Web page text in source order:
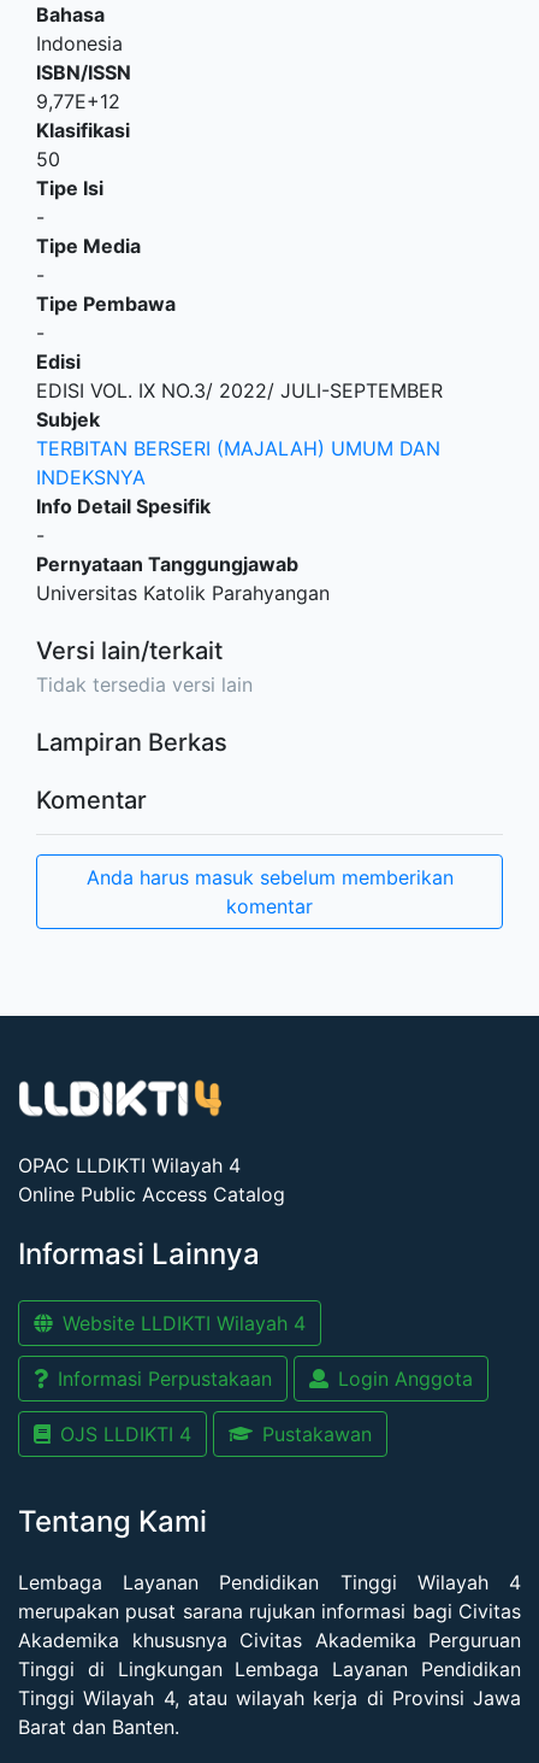
Bahasa
Indonesia
ISBN/ISSN
9,77E+12
Klasifikasi
50
Tipe Isi
-
Tipe Media
-
Tipe Pembawa
-
Edisi
EDISI VOL. IX NO.3/ 2022/ JULI-SEPTEMBER
Subjek
TERBITAN BERSERI (MAJALAH) UMUM DAN
INDEKSNYA
Info Detail Spesifik
-
Pernyataan Tanggungjawab
Universitas Katolik Parahyangan
Versi lain/terkait
Tidak tersedia versi lain
Lampiran Berkas
Komentar
Anda harus masuk sebelum memberikan
komentar
OPAC LLDIKTI Wilayah 4
Online Public Access Catalog
Informasi Lainnya
Website LLDIKTI Wilayah 4
Informasi Perpustakaan Login Anggota
OJS LLDIKTI 4 Pustakawan
Tentang Kami
Lembaga Layanan Pendidikan Tinggi Wilayah 4
merupakan pusat sarana rujukan informasi bagi Civitas
Akademika khususnya Civitas Akademika Perguruan
Tinggi di Lingkungan Lembaga Layanan Pendidikan
Tinggi Wilayah 4, atau wilayah kerja di Provinsi Jawa
Barat dan Banten.